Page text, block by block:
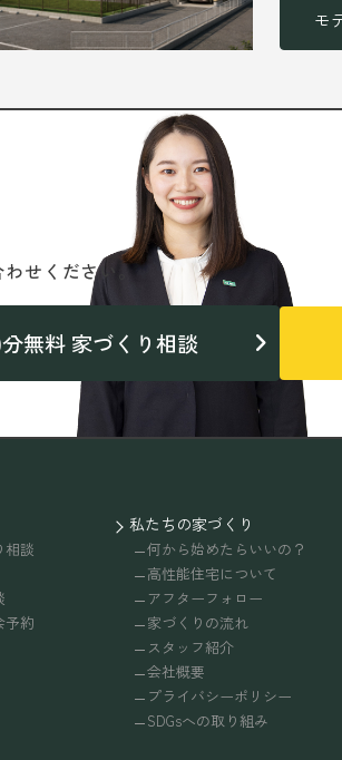
モ
せください。
無料 家づくり相談
相談
予約
私たちの家づくり
何から始めたらいいの？
高性能住宅について
アフターフォロー
家づくりの流れ
スタッフ紹介
会社概要
プライバシーポリシー
SDGsへの取り組み